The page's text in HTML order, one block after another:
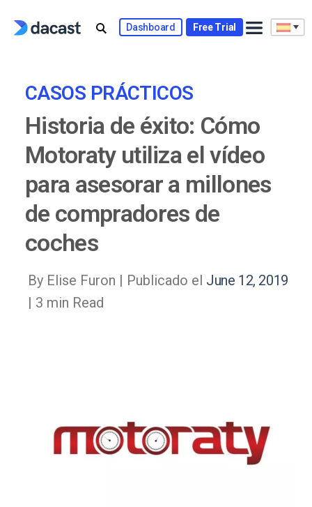
Dashboard Free Trial
CASOS PRÁCTICOS
Historia de éxito: Cómo
Motoraty utiliza el vídeo
para asesorar a millones
de compradores de
coches
By Elise Furon | Publicado el June 12, 2019
| 3 min Read